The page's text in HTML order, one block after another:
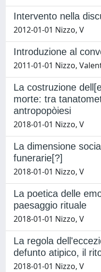
Intervento nella
2012-01-01 Nizzo, V
Introduzione al
2011-01-01 Nizzo,
La costruzione
morte: tra
antropopòiesi
2018-01-01 Nizzo, V
La dimensione
funerarie[?]
2018-01-01 Nizzo, V
La poetica delle
paesaggio rituale
2018-01-01 Nizzo, V
La regola
defunto atipico, il
2018-01-01 Nizzo, V